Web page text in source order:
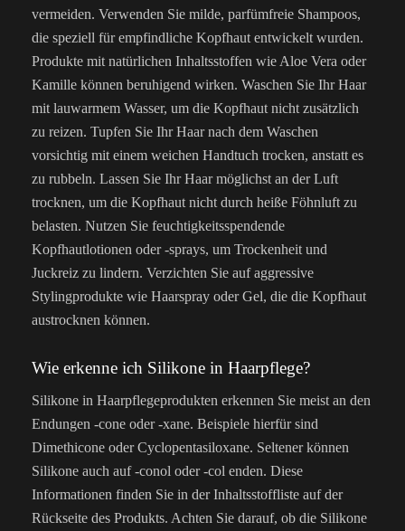
vermeiden. Verwenden Sie milde, parfümfreie Shampoos,
die speziell für empfindliche Kopfhaut entwickelt wurden.
Produkte mit natürlichen Inhaltsstoffen wie Aloe Vera oder
Kamille können beruhigend wirken. Waschen Sie Ihr Haar
mit lauwarmem Wasser, um die Kopfhaut nicht zusätzlich
zu reizen. Tupfen Sie Ihr Haar nach dem Waschen
vorsichtig mit einem weichen Handtuch trocken, anstatt es
zu rubbeln. Lassen Sie Ihr Haar möglichst an der Luft
trocknen, um die Kopfhaut nicht durch heiße Föhnluft zu
belasten. Nutzen Sie feuchtigkeitsspendende
Kopfhautlotionen oder -sprays, um Trockenheit und
Juckreiz zu lindern. Verzichten Sie auf aggressive
Stylingprodukte wie Haarspray oder Gel, die die Kopfhaut
austrocknen können.
Wie erkenne ich Silikone in Haarpflege?
Silikone in Haarpflegeprodukten erkennen Sie meist an den
Endungen -cone oder -xane. Beispiele hierfür sind
Dimethicone oder Cyclopentasiloxane. Seltener können
Silikone auch auf -conol oder -col enden. Diese
Informationen finden Sie in der Inhaltsstoffliste auf der
Rückseite des Produkts. Achten Sie darauf, ob die Silikone